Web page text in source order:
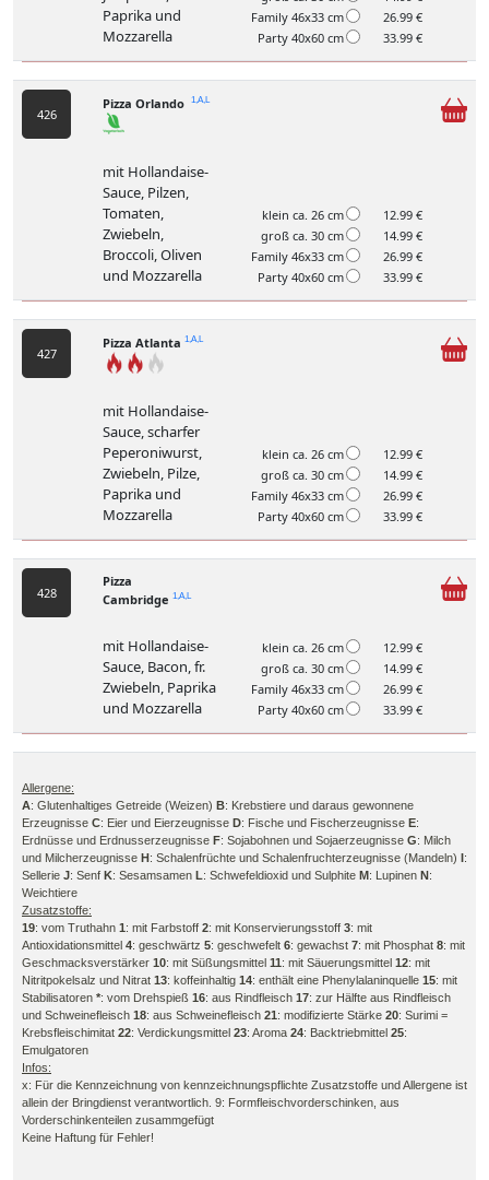
Paprika und
Mozzarella
Family 46x33 cm
26.99 €
Party 40x60 cm
33.99 €
426
Pizza Orlando 1,A,L
mit Hollandaise-
Sauce, Pilzen,
Tomaten,
Zwiebeln,
Broccoli, Oliven
und Mozzarella
klein ca. 26 cm
12.99 €
groß ca. 30 cm
14.99 €
Family 46x33 cm
26.99 €
Party 40x60 cm
33.99 €
427
Pizza Atlanta 1,A,L
mit Hollandaise-
Sauce, scharfer
Peperoniwurst,
Zwiebeln, Pilze,
Paprika und
Mozzarella
klein ca. 26 cm
12.99 €
groß ca. 30 cm
14.99 €
Family 46x33 cm
26.99 €
Party 40x60 cm
33.99 €
428
Pizza
Cambridge 1,A,L
mit Hollandaise-
Sauce, Bacon, fr.
Zwiebeln, Paprika
und Mozzarella
klein ca. 26 cm
12.99 €
groß ca. 30 cm
14.99 €
Family 46x33 cm
26.99 €
Party 40x60 cm
33.99 €
Allergene:
A: Glutenhaltiges Getreide (Weizen) B: Krebstiere und daraus gewonnene
Erzeugnisse C: Eier und Eierzeugnisse D: Fische und Fischerzeugnisse E:
Erdnüsse und Erdnusserzeugnisse F: Sojabohnen und Sojaerzeugnisse G: Milch
und Milcherzeugnisse H: Schalenfrüchte und Schalenfruchterzeugnisse (Mandeln) I:
Sellerie J: Senf K: Sesamsamen L: Schwefeldioxid und Sulphite M: Lupinen N:
Weichtiere
Zusatzstoffe:
19: vom Truthahn 1: mit Farbstoff 2: mit Konservierungsstoff 3: mit
Antioxidationsmittel 4: geschwärtz 5: geschwefelt 6: gewachst 7: mit Phosphat 8: mit
Geschmacksverstärker 10: mit Süßungsmittel 11: mit Säuerungsmittel 12: mit
Nitritpokelsalz und Nitrat 13: koffeinhaltig 14: enthält eine Phenylalaninquelle 15: mit
Stabilisatoren *: vom Drehspieß 16: aus Rindfleisch 17: zur Hälfte aus Rindfleisch
und Schweinefleisch 18: aus Schweinefleisch 21: modifizierte Stärke 20: Surimi =
Krebsfleischimitat 22: Verdickungsmittel 23: Aroma 24: Backtriebmittel 25:
Emulgatoren
Infos:
x: Für die Kennzeichnung von kennzeichnungspflichte Zusatzstoffe und Allergene ist
allein der Bringdienst verantwortlich. 9: Formfleischvorderschinken, aus
Vorderschinkenteilen zusammgefügt
Keine Haftung für Fehler!